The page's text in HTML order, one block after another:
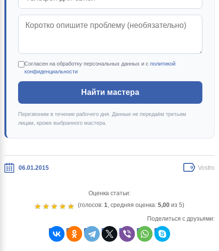
Согласен на обработку персональных данных и с политикой
конфиденциальности
Найти мастера
Перезвоним в течение рабочего дня. Данные не передаём третьим
лицам, кроме выбранного мастера.
06.01.2015 Vostro
Оценка статьи:
(голосов: 1 , средняя оценка: 5,00из 5)
Поделиться с друзьями: